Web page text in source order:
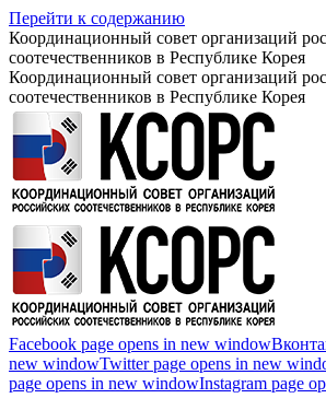
Перейти к содержанию
Координационный совет организаций
соотечественников в Республике Корея
Координационный совет организаций
соотечественников в Республике Корея
Facebook page opens in new window
new windowTwitter page opens in new
page opens in new windowInstagram page